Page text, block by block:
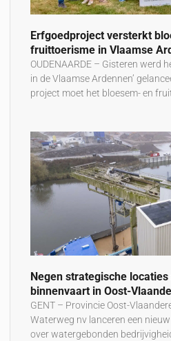
Erfgoedproject versterkt
fruittoerisme in Vlaamse
OUDENAARDE – Gisteren werd
in de Vlaamse Ardennen’
project moet het bloesem- en
Negen strategische
binnenvaart in Oost-
GENT – Provincie Oost-
Waterweg nv lanceren een
over watergebonden